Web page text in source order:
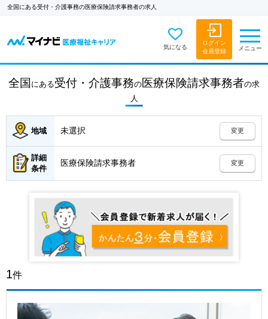
全国にある受付・介護事務の医療保険請求事務者の求人
気になる
ログイン
会員登録
メニュー
全国 にある受付・介護事務の医療保険請求事務者の求
人
地域 未選択 変更
詳細
条件
医療保険請求事務者 変更
1件